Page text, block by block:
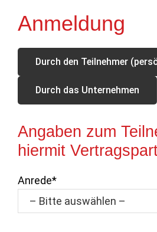
Anmeldung
Durch den Teilnehmer
Durch das Unternehmen
Angaben zum
hiermit
Anrede*